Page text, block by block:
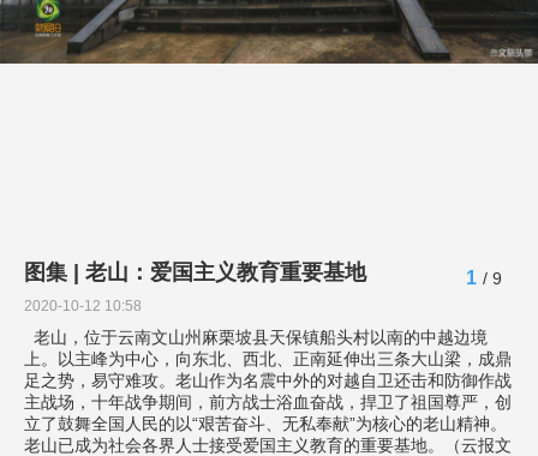
图集 | 老山：爱国主义教育重要基地 1 / 9
2020-10-12 10:58
老山，位于云南文山州麻栗坡县天保镇船头村以南的中越边境
上。以主峰为中心，向东北、西北、正南延伸出三条大山梁，成鼎
足之势，易守难攻。老山作为名震中外的对越自卫还击和防御作战
主战场，十年战争期间，前方战士浴血奋战，捍卫了祖国尊严，创
立了鼓舞全国人民的以“艰苦奋斗、无私奉献”为核心的老山精神。
老山已成为社会各界人士接受爱国主义教育的重要基地。（云报文